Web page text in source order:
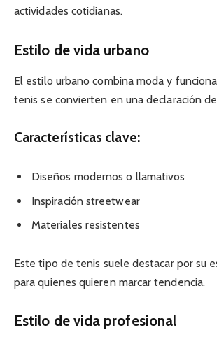
actividades cotidianas.
Estilo de vida urbano
El estilo urbano combina moda y
tenis se convierten en una declaración
Características clave:
Diseños modernos o llamativos
Inspiración streetwear
Materiales resistentes
Este tipo de tenis suele destacar por su
para quienes quieren marcar tendencia.
Estilo de vida profesional